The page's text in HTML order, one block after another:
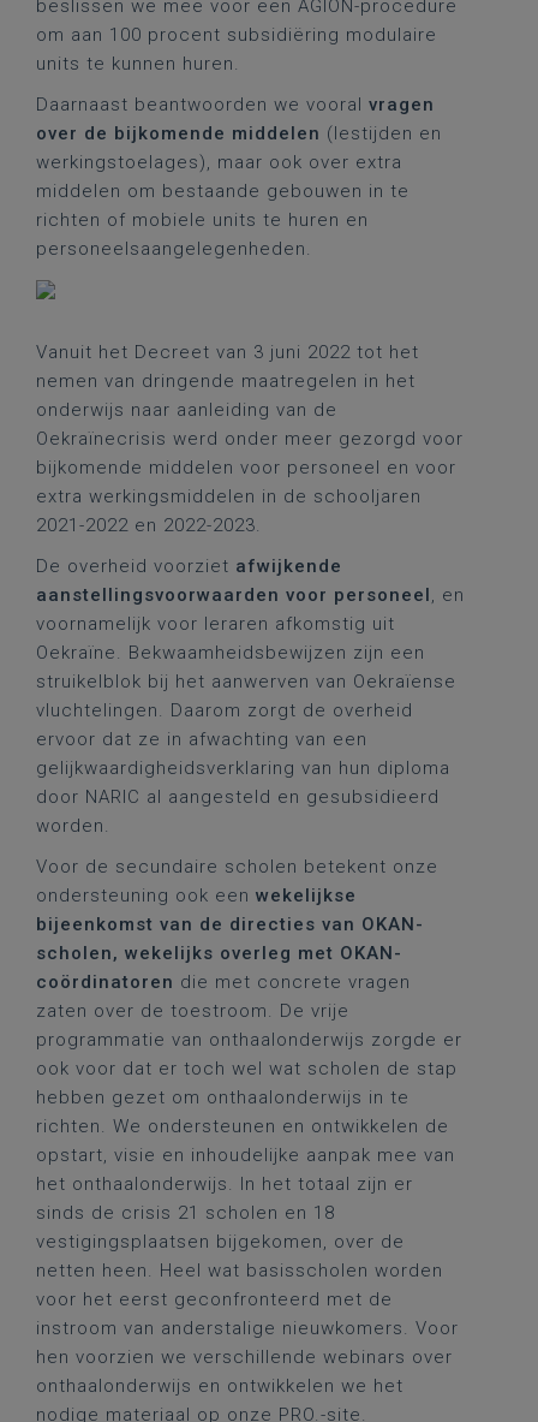
beslissen we mee voor een AGION-procedure
om aan 100 procent subsidiëring modulaire
units te kunnen huren.
Daarnaast beantwoorden we vooral vragen
over de bijkomende middelen (lestijden en
werkingstoelages), maar ook over extra
middelen om bestaande gebouwen in te
richten of mobiele units te huren en
personeelsaangelegenheden.
Vanuit het Decreet van 3 juni 2022 tot het
nemen van dringende maatregelen in het
onderwijs naar aanleiding van de
Oekraïnecrisis werd onder meer gezorgd voor
bijkomende middelen voor personeel en voor
extra werkingsmiddelen in de schooljaren
2021-2022 en 2022-2023.
De overheid voorziet afwijkende
aanstellingsvoorwaarden voor personeel, en
voornamelijk voor leraren afkomstig uit
Oekraïne. Bekwaamheidsbewijzen zijn een
struikelblok bij het aanwerven van Oekraïense
vluchtelingen. Daarom zorgt de overheid
ervoor dat ze in afwachting van een
gelijkwaardigheidsverklaring van hun diploma
door NARIC al aangesteld en gesubsidieerd
worden.
Voor de secundaire scholen betekent onze
ondersteuning ook een wekelijkse
bijeenkomst van de directies van OKAN-
scholen, wekelijks overleg met OKAN-
coördinatoren die met concrete vragen
zaten over de toestroom. De vrije
programmatie van onthaalonderwijs zorgde er
ook voor dat er toch wel wat scholen de stap
hebben gezet om onthaalonderwijs in te
richten. We ondersteunen en ontwikkelen de
opstart, visie en inhoudelijke aanpak mee van
het onthaalonderwijs. In het totaal zijn er
sinds de crisis 21 scholen en 18
vestigingsplaatsen bijgekomen, over de
netten heen. Heel wat basisscholen worden
voor het eerst geconfronteerd met de
instroom van anderstalige nieuwkomers. Voor
hen voorzien we verschillende webinars over
onthaalonderwijs en ontwikkelen we het
nodige materiaal op onze PRO.-site.